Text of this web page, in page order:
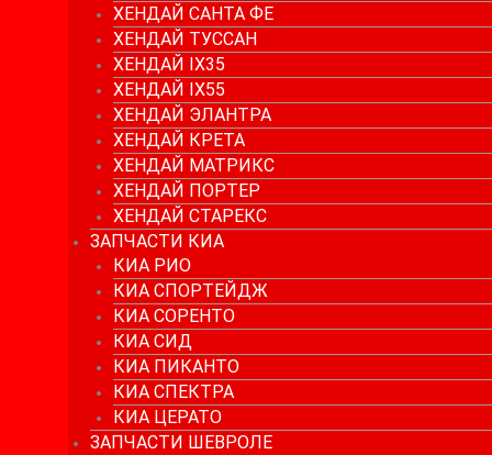
ХЕНДАЙ САНТА ФЕ
ХЕНДАЙ ТУССАН
ХЕНДАЙ IX35
ХЕНДАЙ IX55
ХЕНДАЙ ЭЛАНТРА
ХЕНДАЙ КРЕТА
ХЕНДАЙ МАТРИКС
ХЕНДАЙ ПОРТЕР
ХЕНДАЙ СТАРЕКС
ЗАПЧАСТИ КИА
КИА РИО
КИА СПОРТЕЙДЖ
КИА СОРЕНТО
КИА СИД
КИА ПИКАНТО
КИА СПЕКТРА
КИА ЦЕРАТО
ЗАПЧАСТИ ШЕВРОЛЕ